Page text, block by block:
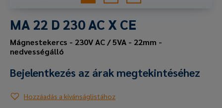
MA 22 D 230 AC X CE
Mágnestekercs - 230V AC / 5VA - 22mm -
nedvességálló
Bejelentkezés az árak megtekintéséhez
Hozzáadás a kívánságlistához